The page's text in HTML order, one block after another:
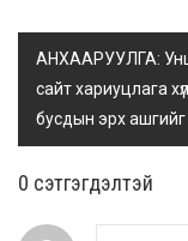
АНХААРУУЛГА:
сайт хариуцлага
бусдын эрх ашгийг
0 cэтгэгдэлтэй